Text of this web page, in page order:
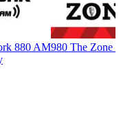
880 AM980 The Zone